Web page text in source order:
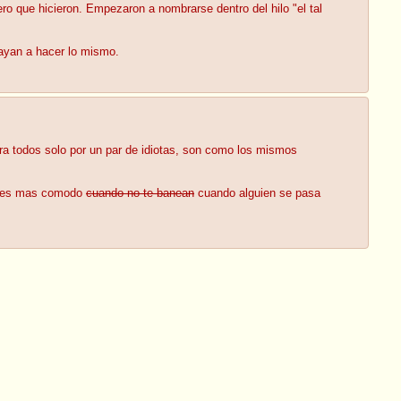
que hicieron. Empezaron a nombrarse dentro del hilo "el tal
a hacer lo mismo.
todos solo por un par de idiotas, son como los mismos
mas comodo cuando no te banean cuando alguien se pasa